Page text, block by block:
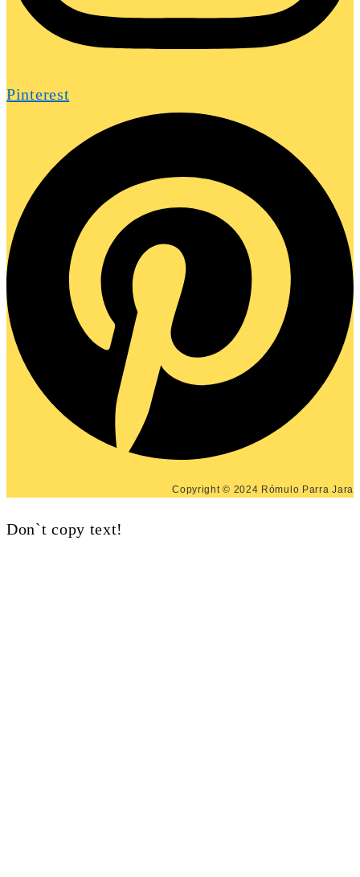
Pinterest
Copyright © 2024 Rómulo Parra Jara
Don`t copy text!